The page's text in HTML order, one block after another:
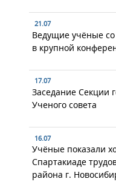
21.07
Ведущие учёные со
в крупной
17.07
Заседание Секции
Ученого совета
16.07
Учёные показали
Спартакиаде
района г.